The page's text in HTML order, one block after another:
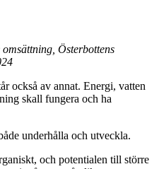
Österbottens
också av annat. Energi, vatten
skall fungera och ha
underhålla och utveckla.
och potentialen till större